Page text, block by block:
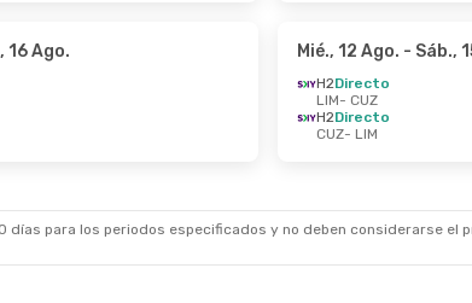
16 Ago. Mié., 12 Ago. - Sáb.,
H2Directo
LIM- CUZ
H2Directo
CUZ- LIM
para los periodos especificados y no deben considerarse el